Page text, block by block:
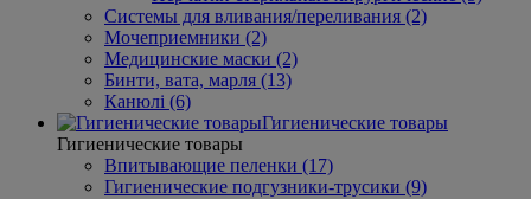
Системы для вливания/переливания (2)
Мочеприемники (2)
Медицинские маски (2)
Бинти, вата, марля (13)
Канюлі (6)
Гигиенические товары
Гигиенические товары
Впитывающие пеленки (17)
Гигиенические подгузники-трусики (9)